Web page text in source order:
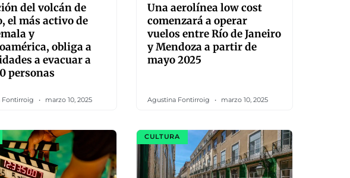
del volcán de
el más activo de
y
obliga a
a evacuar a
personas
Fontirroig marzo 10, 2025
Una aerolínea low cost
comenzará a operar
vuelos entre Río de Janeiro
y Mendoza a partir de
mayo 2025
Agustina Fontirroig marzo 10, 2025
CULTURA